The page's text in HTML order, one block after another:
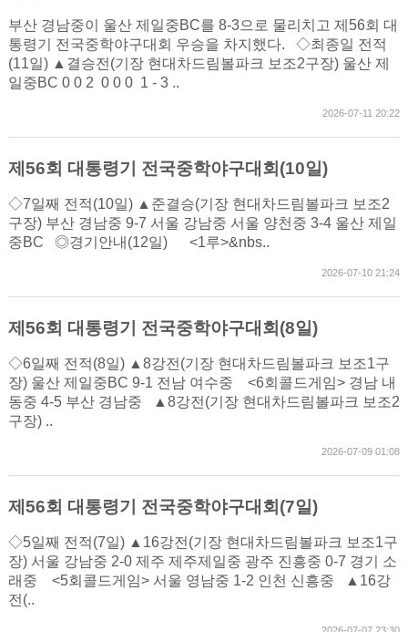
부산 경남중이 울산 제일중BC를 8-3으로 물리치고 제56회 대
통령기 전국중학야구대회 우승을 차지했다. ◇최종일 전적
(11일) ▲결승전(기장 현대차드림볼파크 보조2구장) 울산 제
일중BC 0 0 2 0 0 0 1 - 3 ..
2026-07-11 20:22
제56회 대통령기 전국중학야구대회(10일)
◇7일째 전적(10일) ▲준결승(기장 현대차드림볼파크 보조2
구장) 부산 경남중 9-7 서울 강남중 서울 양천중 3-4 울산 제일
중BC ◎경기안내(12일) <1루>&nbs..
2026-07-10 21:24
제56회 대통령기 전국중학야구대회(8일)
◇6일째 전적(8일) ▲8강전(기장 현대차드림볼파크 보조1구
장) 울산 제일중BC 9-1 전남 여수중 <6회콜드게임> 경남 내
동중 4-5 부산 경남중 ▲8강전(기장 현대차드림볼파크 보조2
구장) ..
2026-07-09 01:08
제56회 대통령기 전국중학야구대회(7일)
◇5일째 전적(7일) ▲16강전(기장 현대차드림볼파크 보조1구
장) 서울 강남중 2-0 제주 제주제일중 광주 진흥중 0-7 경기 소
래중 <5회콜드게임> 서울 영남중 1-2 인천 신흥중 ▲16강
전(..